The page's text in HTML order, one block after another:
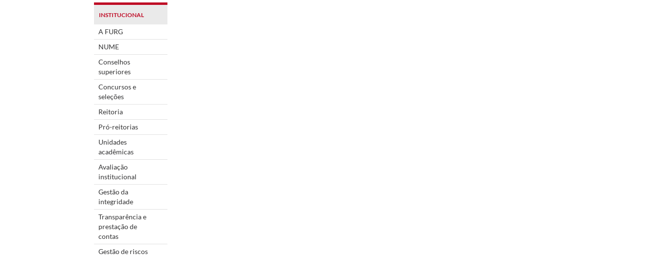
INSTITUCIONAL
A FURG
NUME
Conselhos
superiores
Concursos e
seleções
Reitoria
Pró-reitorias
Unidades
acadêmicas
Avaliação
institucional
Gestão da
integridade
Transparência e
prestação de
contas
Gestão de riscos